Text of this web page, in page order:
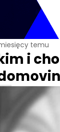
temu
i